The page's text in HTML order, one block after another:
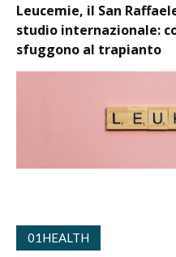
Leucemie, il San
studio internazionale:
sfuggono al trapianto
01HEALTH